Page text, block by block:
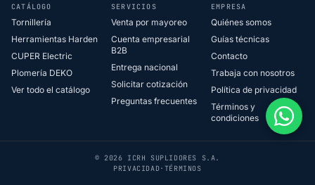
CATÁLOGO
Tornillería
Herramientas Harden
CUPER Electric
Plomería DEKO
Ver todo el catálogo
SERVICIOS
Venta por mayoreo
Cuenta empresarial
B2B
Entrega nacional
Solicitar cotización
Preguntas frecuentes
EMPRESA
Quiénes somos
Guías técnicas
Contacto
Trabaja con nosotros
Política de privacidad
Términos y
condiciones
© 2026 ICRH SUPLIDORES S.A.
PRIVACIDAD · TÉRMINOS